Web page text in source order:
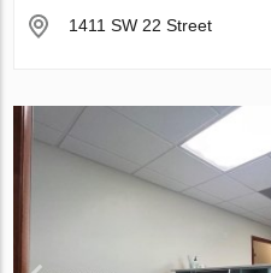
1411 SW 22 Street